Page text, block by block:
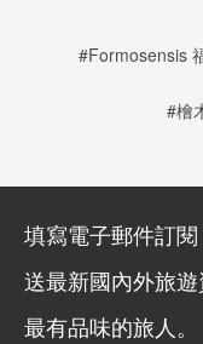
#Formosensis
#檜
填寫電子郵件訂閱
送最新國內外旅
最有品味的旅人。